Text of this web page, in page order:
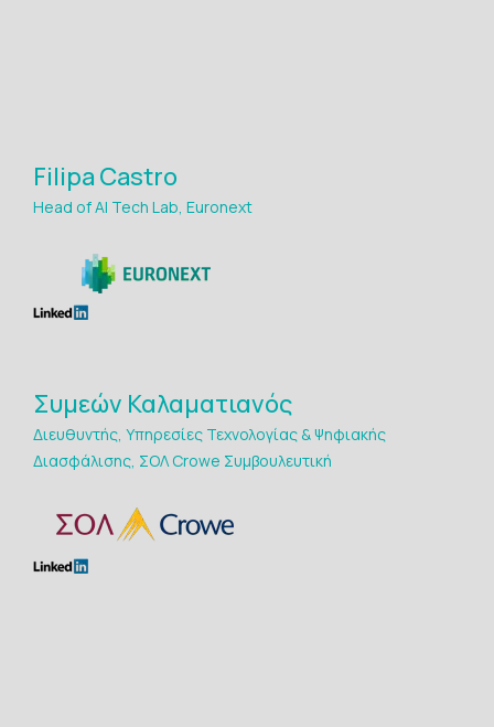
Filipa Castro
Head of AI Tech Lab, Euronext
Συμεών Καλαματιανός
Διευθυντής, Υπηρεσίες Τεχνολογίας & Ψηφιακής
Διασφάλισης, ΣΟΛ Crowe Συμβουλευτική